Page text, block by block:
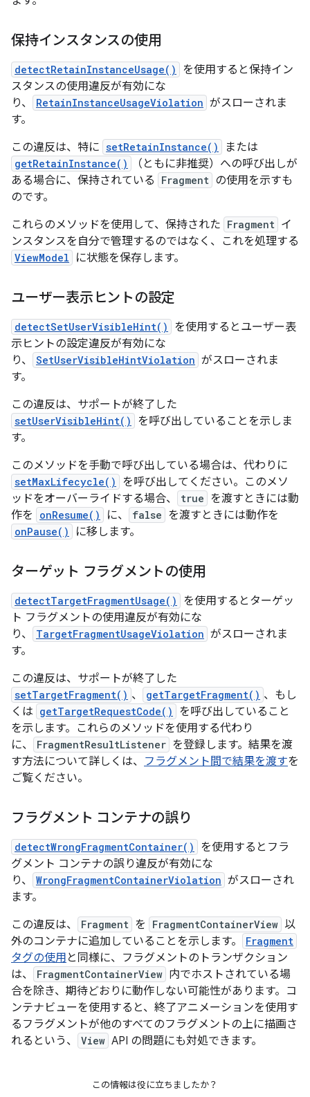
保持インスタンスの使用
detectRetainInstanceUsage()
を使用すると保持イン
スタンスの使用違反が有効にな
り、
RetainInstanceUsageViolation がスローされま
す。
この違反は、特に setRetainInstance() または
getRetainInstance()
（ともに非推奨）への呼び出しが
ある場合に、保持されている
Fragment の使用を示すも
のです。
これらのメソッドを使用して、保持された Fragment イ
ンスタンスを自分で管理するのではなく、これを処理する
ViewModel に状態を保存します。
ユーザー表示ヒントの設定
detectSetUserVisibleHint()
を使用するとユーザー表
示ヒントの設定違反が有効にな
り、
SetUserVisibleHintViolation がスローされま
す。
この違反は、サポートが終了した
setUserVisibleHint()
を呼び出していることを示しま
す。
このメソッドを手動で呼び出している場合は、代わりに
setMaxLifecycle()
を呼び出してください。このメソ
ッドをオーバーライドする場合、
true を渡すときには動
作を
onResume() に、 false を渡すときには動作を
onPause() に移します。
ターゲット フラグメントの使用
detectTargetFragmentUsage()
を使用するとターゲッ
ト フラグメントの使用違反が有効にな
り、
TargetFragmentUsageViolation がスローされま
す。
この違反は、サポートが終了した
setTargetFragment() 、 getTargetFragment() 、もし
くは getTargetRequestCode()
を呼び出していること
を示します。これらのメソッドを使用する代わり
に、
FragmentResultListener を登録します。結果を渡
す方法について詳しくは、 フラグメント間で結果を渡すを
ご覧ください。
フラグメント コンテナの誤り
detectWrongFragmentContainer()
を使用するとフラ
グメント コンテナの誤り違反が有効にな
り、
WrongFragmentContainerViolation がスローされ
ます。
この違反は、
Fragment を FragmentContainerView 以
外のコンテナに追加していることを示します。
Fragment
タグの使用 と同様に、フラグメントのトランザクション
は、
FragmentContainerView 内でホストされている場
合を除き、期待どおりに動作しない可能性があります。コ
ンテナビューを使用すると、終了アニメーションを使用す
るフラグメントが他のすべてのフラグメントの上に描画さ
れるという、
View API の問題にも対処できます。
この情報は役に立ちましたか？